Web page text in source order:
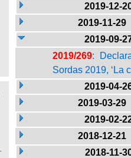
2019-12-
2019-11-29
2019-09-
2019/269:
Sordas 2019, ‘La
2019-04-
2019-03-29
2019-02-
2018-12-21
2018-11-